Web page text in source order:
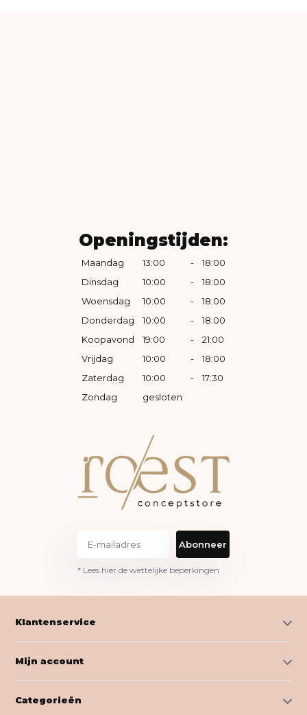
Openingstijden:
Maandag 13:00 -
18:00
Dinsdag
10:00 -
18:00
Woensdag
10:00 -
18:00
Donderdag
10:00 -
18:00
Koopavond
19:00 -
21:00
Vrijdag
10:00 -
18:00
Zaterdag
10:00 -
17:30
Zondag
gesloten
Abonneer
* Lees hier de wettelijke beperkingen
Klantenservice
Mijn account
Categorieën